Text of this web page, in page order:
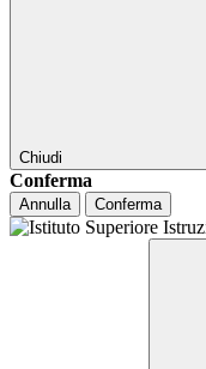
Chiudi
Conferma
Annulla Conferma